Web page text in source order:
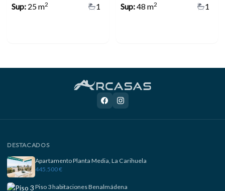
Sup:25 m2 1 Sup:48 m2 1
DESTACADOS
Apartamento Planta Media, La Carihuela
445.500 €
Piso 3 habitaciones Benalmádena